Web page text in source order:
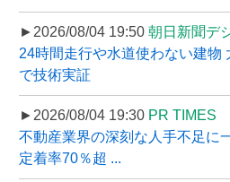
►2026/08/04 19:50 朝日新聞デ
24時間走行や水道使わない建物
で技術実証
►2026/08/04 19:30 PR TIMES
不動産業界の深刻な人手不足に
定着率70％超 ...